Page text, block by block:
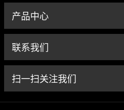
产品中心
联系我们
扫一扫关注我们